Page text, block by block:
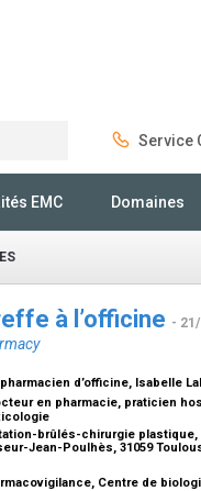
Service
EMC Domaines
à l’officine -
d’officine, Isabelle
en pharmacie, praticien
brûlés-chirurgie plastique,
Jean-Poulhès, 31059
Centre de